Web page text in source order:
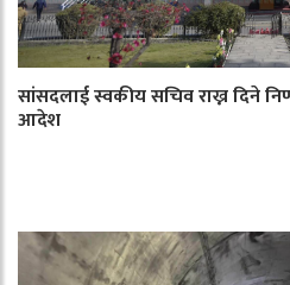
सांसदलाई स्वकीय सचिव राख्न दिने
आदेश